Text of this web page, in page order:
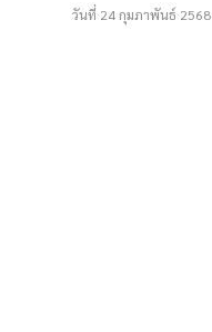
วันที่ 24 กุมภาพันธ์ 2568